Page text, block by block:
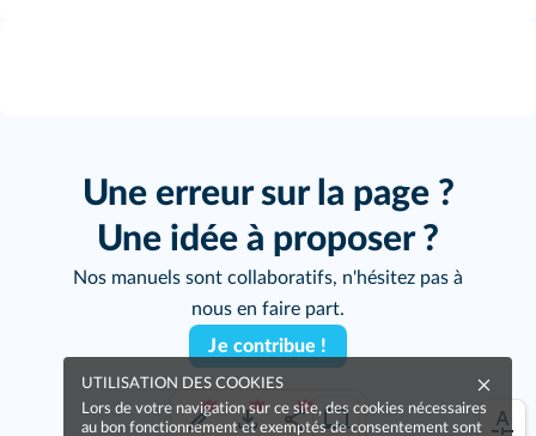
Une erreur sur la page ?
Une idée à proposer ?
Nos manuels sont collaboratifs, n'hésitez pas à
nous en faire part.
Je contribue !
UTILISATION DES COOKIES
Lors de votre navigation sur ce site, des cookies nécessaires
au bon fonctionnement et exemptés de consentement sont